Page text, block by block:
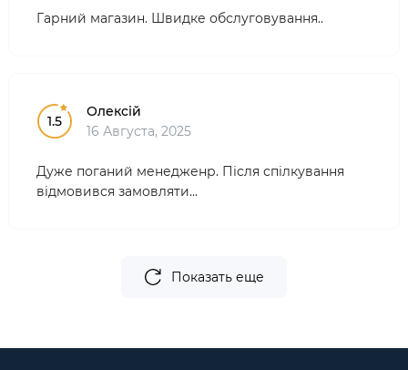
Гарний магазин. Швидке обслуговування..
1.5
Олексій
16 Августа, 2025
Дуже поганий менедженр. Після спілкування
відмовився замовляти...
Показать еще